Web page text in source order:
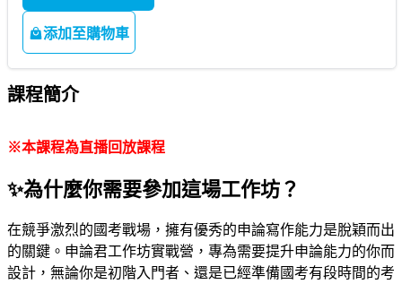
添加至購物車
課程簡介
※本課程為直播回放課程
✨為什麼你需要參加這場工作坊？
在競爭激烈的國考戰場，擁有優秀的申論寫作能力是脫穎而出
的關鍵。申論君工作坊實戰營，專為需要提升申論能力的你而
設計，無論你是初階入門者、還是已經準備國考有段時間的考